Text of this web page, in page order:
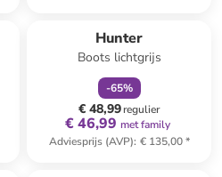
Hunter
Boots lichtgrijs
-65%
€ 48,99regulier
€ 46,99 met family
Adviesprijs (AVP): € 135,00*